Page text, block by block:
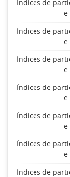
Índices de
e
Índices de
e
Índices de
e
Índices de
e
Índices de
e
Índices de
e
Índices de